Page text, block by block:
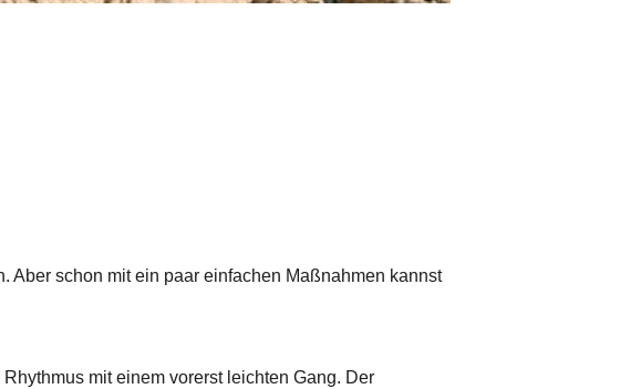
Aber schon mit ein paar einfachen Maßnahmen kannst
mit einem vorerst leichten Gang. Der